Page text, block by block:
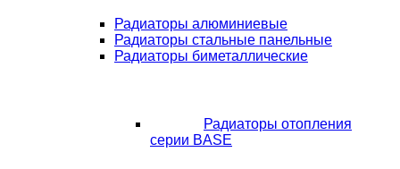
Радиаторы алюминиевые
Радиаторы стальные панельные
Радиаторы биметаллические
Радиаторы отопления
серии BASE